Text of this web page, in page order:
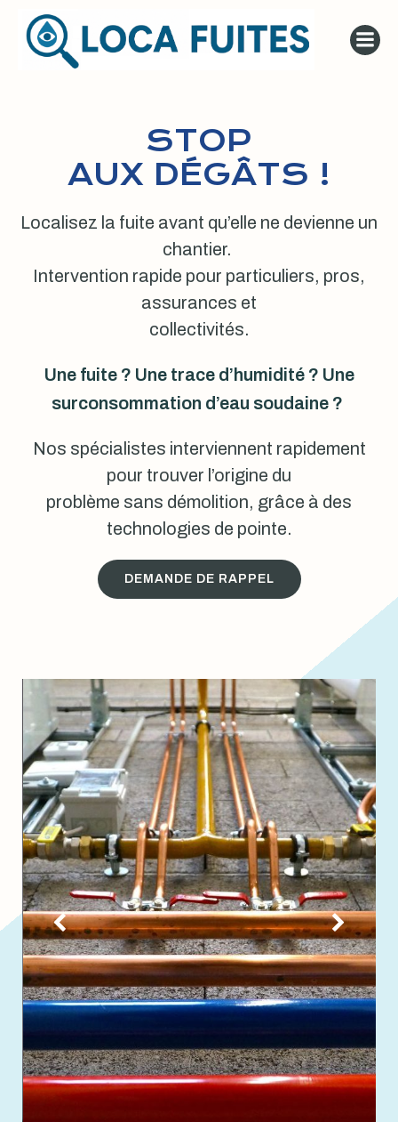
au
contenu
STOP
AUX DÉGÂTS !
Localisez la fuite avant qu’elle ne devienne un
chantier.
Intervention rapide pour particuliers, pros,
assurances et
collectivités.
Une fuite ? Une trace d’humidité ? Une
surconsommation d’eau soudaine ?
Nos spécialistes interviennent rapidement
pour trouver l’origine du
problème sans démolition, grâce à des
technologies de pointe.
DEMANDE DE RAPPEL